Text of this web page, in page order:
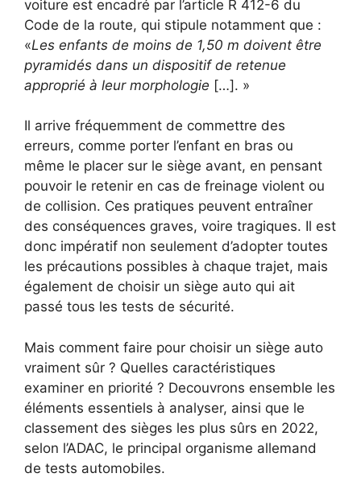
voiture est encadré par l’article R 412-6 du
Code de la route, qui stipule notamment que :
«Les enfants de moins de 1,50 m doivent être
pyramidés dans un dispositif de retenue
approprié à leur morphologie […]. »
Il arrive fréquemment de commettre des
erreurs, comme porter l’enfant en bras ou
même le placer sur le siège avant, en pensant
pouvoir le retenir en cas de freinage violent ou
de collision. Ces pratiques peuvent entraîner
des conséquences graves, voire tragiques. Il est
donc impératif non seulement d’adopter toutes
les précautions possibles à chaque trajet, mais
également de choisir un siège auto qui ait
passé tous les tests de sécurité.
Mais comment faire pour choisir un siège auto
vraiment sûr ? Quelles caractéristiques
examiner en priorité ? Decouvrons ensemble les
éléments essentiels à analyser, ainsi que le
classement des sièges les plus sûrs en 2022,
selon l’ADAC, le principal organisme allemand
de tests automobiles.